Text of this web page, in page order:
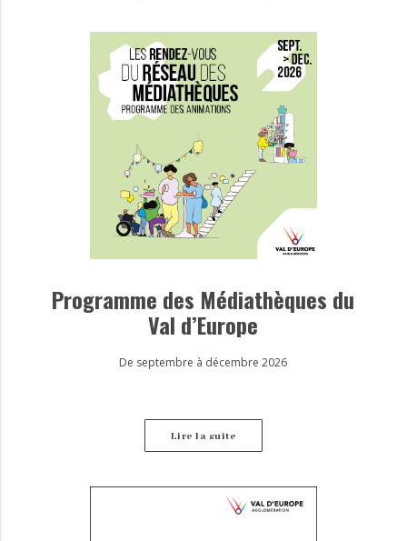
Programme des Médiathèques du
Val d’Europe
De septembre à décembre 2026
Lire la suite